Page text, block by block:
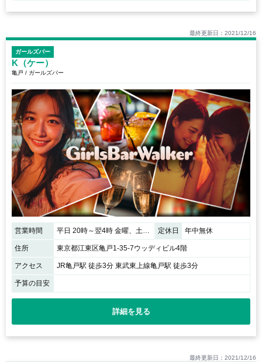
最終更新日：2021/12/16
ガールズバー
K（ケー）
亀戸 / ガールズバー
営業時間 平日 20時～翌4時 金曜、土曜 20時～翌5時 定休日 年中無休
住所 東京都江東区亀戸1-35-7ウッディビル4階
アクセス JR亀戸駅 徒歩3分 東武東上線亀戸駅 徒歩3分
予算の目安
詳細を見る
最終更新日：2021/12/16